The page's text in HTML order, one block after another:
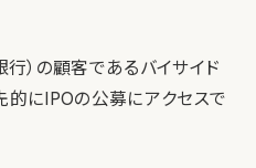
）の顧客であるバイサイド
にIPOの公募にアクセスで